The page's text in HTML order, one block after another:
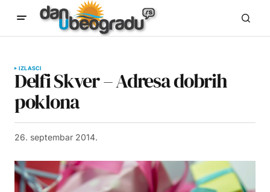
IZLASCI
Delfi Skver – Adresa dobrih
poklona
26. septembar 2014.